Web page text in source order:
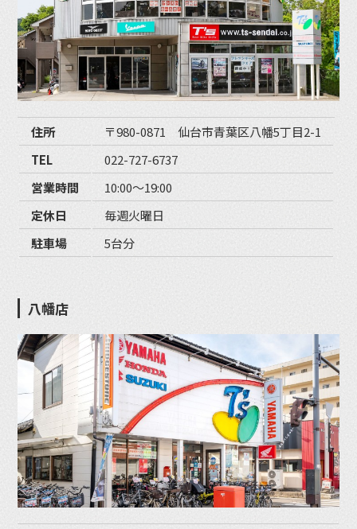
住所
〒980-0871 仙台市青葉区八幡5丁目2-1
TEL
022-727-6737
営業時間
10:00〜19:00
定休日
毎週火曜日
駐車場
5台分
八幡店